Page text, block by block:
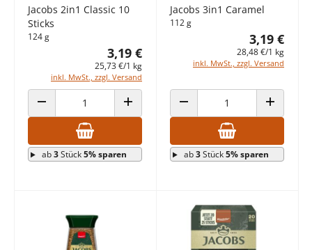
Jacobs 2in1 Classic 10
Sticks
124 g
3,19 €
25,73 €/1 kg
inkl. MwSt., zzgl. Versand
ANZAHL VERRINGERN ANZAHL ERHÖHEN
ab3Stück5% sparen
Jacobs 3in1 Caramel
112 g
3,19 €
28,48 €/1 kg
inkl. MwSt., zzgl. Versand
ANZAHL VERRINGERN ANZAHL
ab3Stück5% sparen